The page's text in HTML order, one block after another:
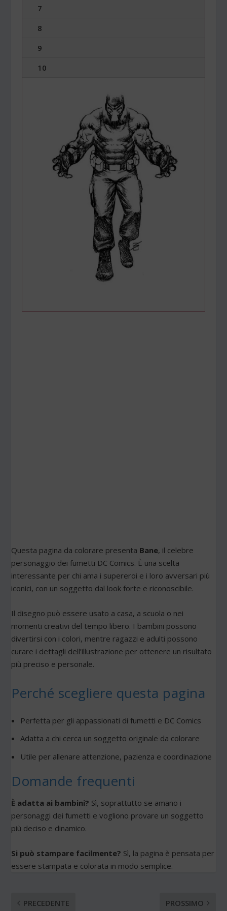
7
8
9
10
Questa pagina da colorare presenta Bane, il celebre
personaggio dei fumetti DC Comics. È una scelta
interessante per chi ama i supereroi e i loro avversari più
iconici, con un soggetto dal look forte e riconoscibile.
Il disegno può essere usato a casa, a scuola o nei
momenti creativi del tempo libero. I bambini possono
divertirsi con i colori, mentre ragazzi e adulti possono
curare i dettagli dell’illustrazione per ottenere un risultato
più preciso e personale.
Perché scegliere questa pagina
Perfetta per gli appassionati di fumetti e DC Comics
Adatta a chi cerca un soggetto originale da colorare
Utile per allenare attenzione, pazienza e coordinazione
Domande frequenti
È adatta ai bambini? Sì, soprattutto se amano i
personaggi dei fumetti e vogliono provare un soggetto
più deciso e dinamico.
Si può stampare facilmente? Sì, la pagina è pensata per
essere stampata e colorata in modo semplice.
PRECEDENTE PROSSIMO